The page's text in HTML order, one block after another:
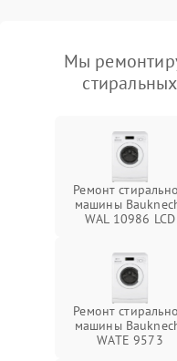
Мы
Ремонт
машины
WAL 10986 LCD
Ремонт
машины
WATE 9573